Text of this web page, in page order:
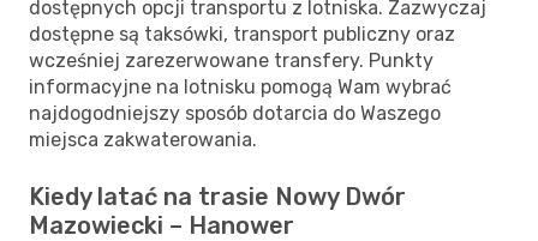
dostępnych opcji transportu z lotniska. Zazwyczaj
dostępne są taksówki, transport publiczny oraz
wcześniej zarezerwowane transfery. Punkty
informacyjne na lotnisku pomogą Wam wybrać
najdogodniejszy sposób dotarcia do Waszego
miejsca zakwaterowania.
Kiedy latać na trasie Nowy Dwór
Mazowiecki – Hanower